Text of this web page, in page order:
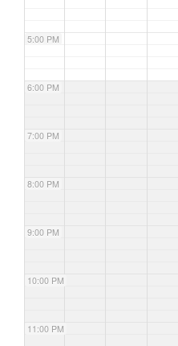
5:00 PM
6:00 PM
7:00 PM
8:00 PM
9:00 PM
10:00 PM
11:00 PM